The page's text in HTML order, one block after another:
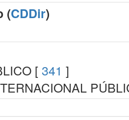
(CDDir)
[ 341 ]